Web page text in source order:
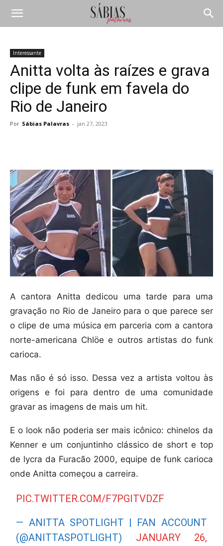
Interessante
Anitta volta às raízes e grava
clipe de funk em favela do
Rio de Janeiro
Por Sábias Palavras - jan 27, 2023
A cantora Anitta dedicou uma tarde para uma
gravação no Rio de Janeiro para o que parece ser
o clipe de uma música em parceria com a cantora
norte-americana Chlöe e outros artistas do funk
carioca.
Mas não é só isso. Dessa vez a artista voltou às
origens e foi para dentro de uma comunidade
gravar as imagens de mais um hit.
E o look não poderia ser mais icônico: chinelos da
Kenner e um conjuntinho clássico de short e top
de lycra da Furacão 2000, equipe de funk carioca
onde Anitta começou a carreira.
PIC.TWITTER.COM/F7PGITVDZF
— ANITTA SPOTLIGHT | FAN ACCOUNT
(@ANITTASPOTLIGHT) JANUARY 26,